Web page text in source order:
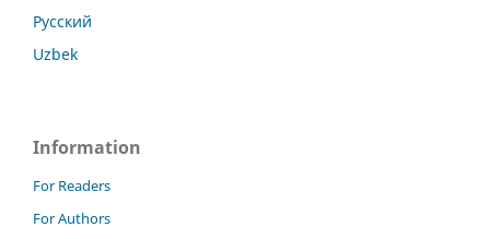
Русский
Uzbek
Information
For Readers
For Authors